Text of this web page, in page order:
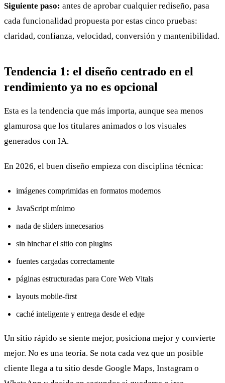
Siguiente paso: antes de aprobar cualquier rediseño, pasa
cada funcionalidad propuesta por estas cinco pruebas:
claridad, confianza, velocidad, conversión y mantenibilidad.
Tendencia 1: el diseño centrado en el
rendimiento ya no es opcional
Esta es la tendencia que más importa, aunque sea menos
glamurosa que los titulares animados o los visuales
generados con IA.
En 2026, el buen diseño empieza con disciplina técnica:
imágenes comprimidas en formatos modernos
JavaScript mínimo
nada de sliders innecesarios
sin hinchar el sitio con plugins
fuentes cargadas correctamente
páginas estructuradas para Core Web Vitals
layouts mobile-first
caché inteligente y entrega desde el edge
Un sitio rápido se siente mejor, posiciona mejor y convierte
mejor. No es una teoría. Se nota cada vez que un posible
cliente llega a tu sitio desde Google Maps, Instagram o